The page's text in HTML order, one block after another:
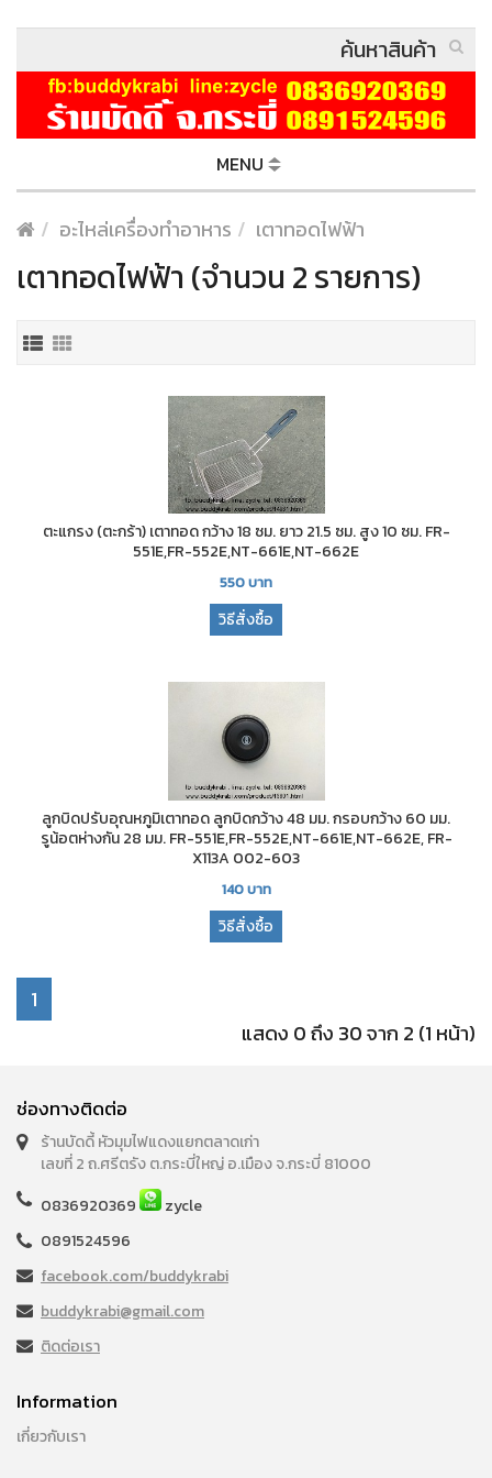
MENU
อะไหล่เครื่องทำอาหาร เตาทอดไฟฟ้า
เตาทอดไฟฟ้า (จำนวน 2 รายการ)
ตะแกรง (ตะกร้า) เตาทอด กว้าง 18 ซม. ยาว 21.5 ซม. สูง 10 ซม. FR-
551E,FR-552E,NT-661E,NT-662E
550บาท
วิธีสั่งซื้อ
ลูกบิดปรับอุณหภูมิเตาทอด ลูกบิดกว้าง 48 มม. กรอบกว้าง 60 มม.
รูน้อตห่างกัน 28 มม. FR-551E,FR-552E,NT-661E,NT-662E, FR-
X113A 002-603
140บาท
วิธีสั่งซื้อ
1
แสดง 0 ถึง 30 จาก 2 (1 หน้า)
ช่องทางติดต่อ
ร้านบัดดี้ หัวมุมไฟแดงแยกตลาดเก่า
เลขที่ 2 ถ.ศรีตรัง ต.กระบี่ใหญ่ อ.เมือง จ.กระบี่ 81000
0836920369
zycle
0891524596
facebook.com/buddykrabi
buddykrabi@gmail.com
ติดต่อเรา
Information
เกี่ยวกับเรา